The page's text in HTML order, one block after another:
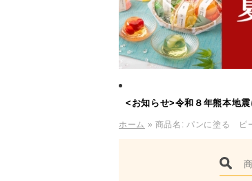
<お知らせ>令和８年熊本地
ホーム » 商品名:パンに塗る ピ